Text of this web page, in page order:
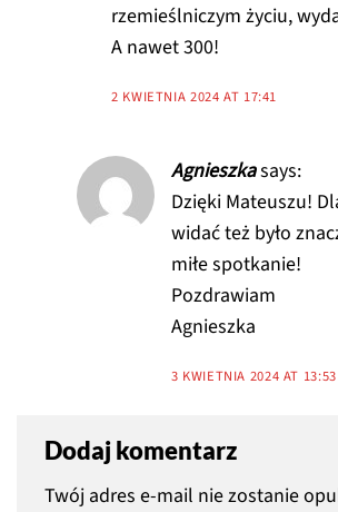
rzemieślniczym życiu,
A nawet 300!
2 KWIETNIA 2024 AT 17:41
Agnieszkasays:
Dzięki Mateuszu!
widać też było
miłe spotkanie!
Pozdrawiam
Agnieszka
3 KWIETNIA 2024 AT 13:53
Dodaj komentarz
Twój adres e-mail nie zostanie